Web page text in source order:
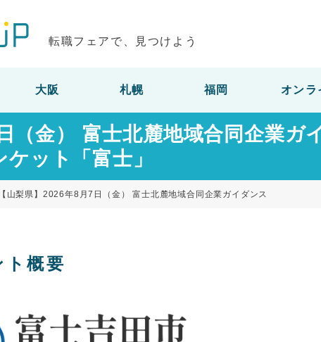
転職フェアで、見つけよう
大阪 札幌 福岡 オンラ
（金） 富士北麓地域合同企業
ット「富士」
【山梨県】2026年8月7日（金） 富士北麓地域合同企業ガイダンス
ト概要